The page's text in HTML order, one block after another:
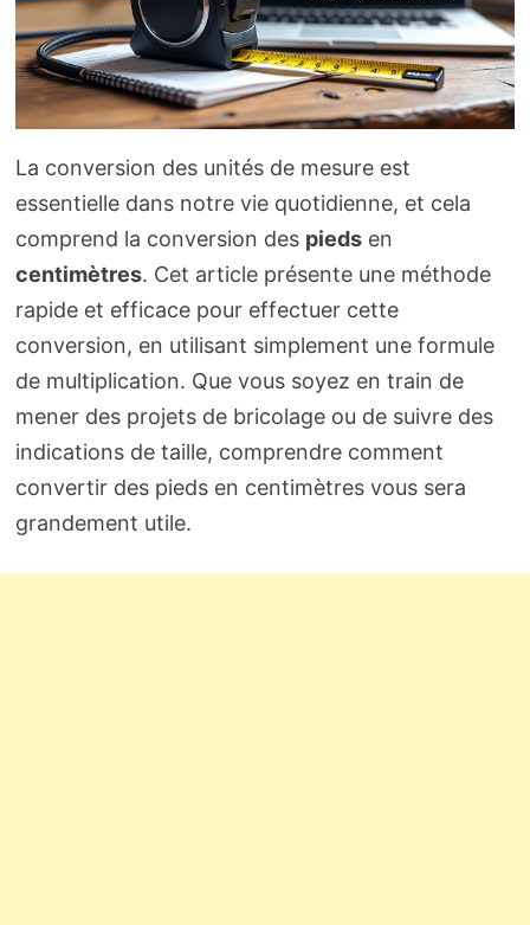
La conversion des unités de mesure est
essentielle dans notre vie quotidienne, et cela
comprend la conversion des piedsen
centimètres. Cet article présente une méthode
rapide et efficace pour effectuer cette
conversion, en utilisant simplement une formule
de multiplication. Que vous soyez en train de
mener des projets de bricolage ou de suivre des
indications de taille, comprendre comment
convertir des pieds en centimètres vous sera
grandement utile.